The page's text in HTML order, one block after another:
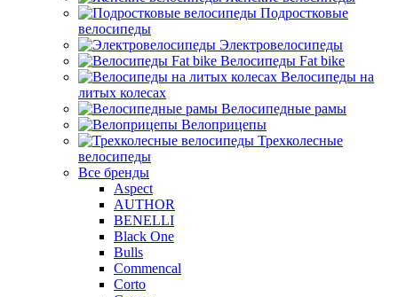
Подростковые
велосипеды
Электровелосипеды
Велосипеды Fat bike
Велосипеды на
литых колесах
Велосипедные рамы
Велоприцепы
Трехколесные
велосипеды
Все бренды
Aspect
AUTHOR
BENELLI
Black One
Bulls
Commencal
Corto